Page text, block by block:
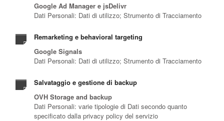
Google Ad Manager e jsDelivr
Dati Personali: Dati di utilizzo; Strumento di Tracciamento
Remarketing e behavioral targeting
Google Signals
Dati Personali: Dati di utilizzo; Strumento di Tracciamento
Salvataggio e gestione di backup
OVH Storage and backup
Dati Personali: varie tipologie di Dati secondo quanto
specificato dalla privacy policy del servizio